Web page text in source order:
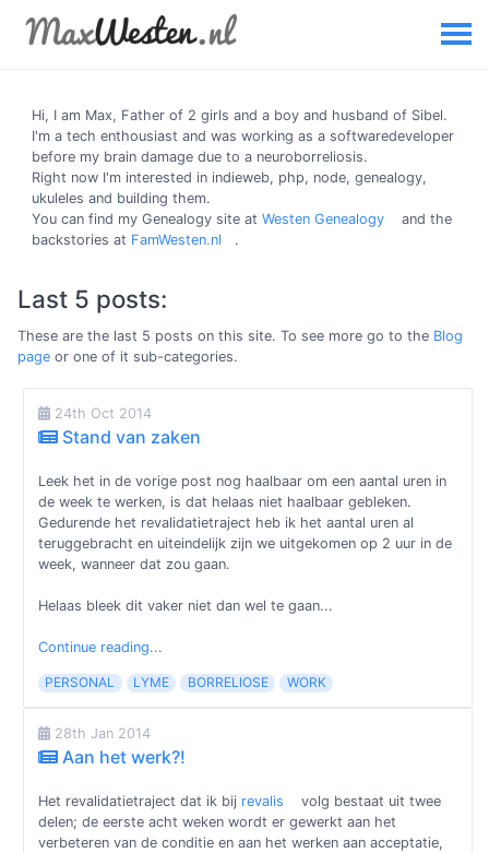
Hi, I am Max, Father of 2 girls and a boy and husband of Sibel.
I'm a tech enthousiast and was working as a softwaredeveloper
before my brain damage due to a neuroborreliosis.
Right now I'm interested in indieweb, php, node, genealogy,
ukuleles and building them.
You can find my Genealogy site at Westen Genealogy
and the
backstories at FamWesten.nl .
Last 5 posts:
These are the last 5 posts on this site. To see more go to the Blog
page or one of it sub-categories.
24th Oct 2014
Stand van zaken
Leek het in de vorige post nog haalbaar om een aantal uren in
de week te werken, is dat helaas niet haalbaar gebleken.
Gedurende het revalidatietraject heb ik het aantal uren al
teruggebracht en uiteindelijk zijn we uitgekomen op 2 uur in de
week, wanneer dat zou gaan.
Helaas bleek dit vaker niet dan wel te gaan...
Continue reading...
PERSONAL LYME BORRELIOSE WORK
28th Jan 2014
Aan het werk?!
Het revalidatietraject dat ik bij revalis
volg bestaat uit twee
delen; de eerste acht weken wordt er gewerkt aan het
verbeteren van de conditie en aan het werken aan acceptatie,